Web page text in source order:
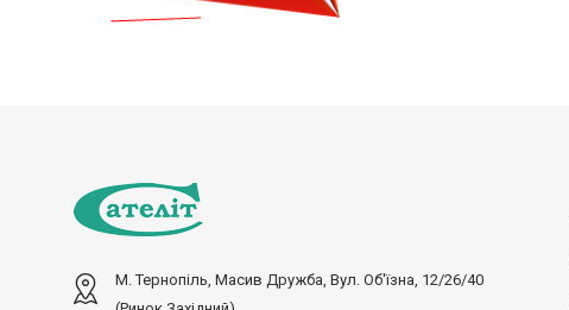
М. Тернопіль, Масив Дружба, Вул. Об'їзна, 12/26/40